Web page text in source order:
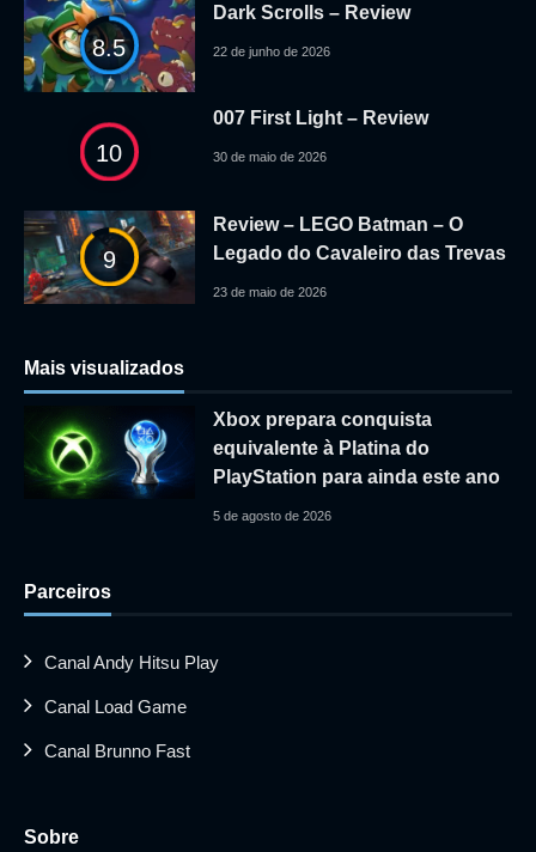
8.5
Dark Scrolls – Review
22 de junho de 2026
10
007 First Light – Review
30 de maio de 2026
9
Review – LEGO Batman – O
Legado do Cavaleiro das Trevas
23 de maio de 2026
Mais visualizados
Xbox prepara conquista
equivalente à Platina do
PlayStation para ainda este ano
5 de agosto de 2026
Parceiros
Canal Andy Hitsu Play
Canal Load Game
Canal Brunno Fast
Sobre